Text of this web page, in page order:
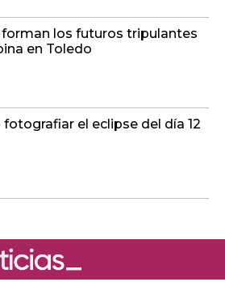
forman los futuros tripulantes
en Toledo
el eclipse del día 12